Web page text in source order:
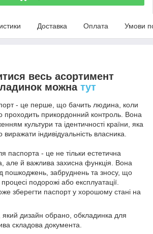
Доставка Оплата Умови
весь асортимент
можна тут
- це перше, що бачить людина, коли
проходить прикордонний контроль. Вона
культури та ідентичності країни, яка
індивідуальність власника.
паспорта - це не тільки естетична
але й важлива захисна функція. Вона
пошкоджень, забруднень та зносу, що
подорожі або експлуатації.
зберегти паспорт у хорошому стані на
який дизайн обрано, обкладинка для
складова документа.